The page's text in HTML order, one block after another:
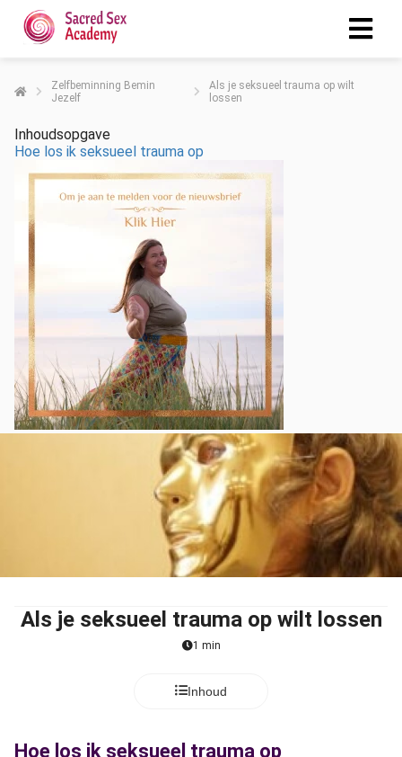
Zelfbeminning Bemin
Jezelf
Als je seksueel trauma op wilt
lossen
Inhoudsopgave
Hoe los ik seksueel trauma op
Als je seksueel trauma op wilt lossen
1 min
Inhoud
Hoe los ik seksueel trauma op